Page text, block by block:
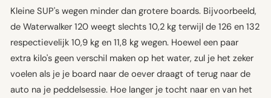
Kleine SUP's wegen minder dan grotere boards. Bijvoorbeeld,
de Waterwalker 120 weegt slechts 10,2 kg terwijl de 126 en 132
respectievelijk 10,9 kg en 11,8 kg wegen. Hoewel een paar
extra kilo's geen verschil maken op het water, zul je het zeker
voelen als je je board naar de oever draagt of terug naar de
auto na je peddelsessie. Hoe langer je tocht naar en van het